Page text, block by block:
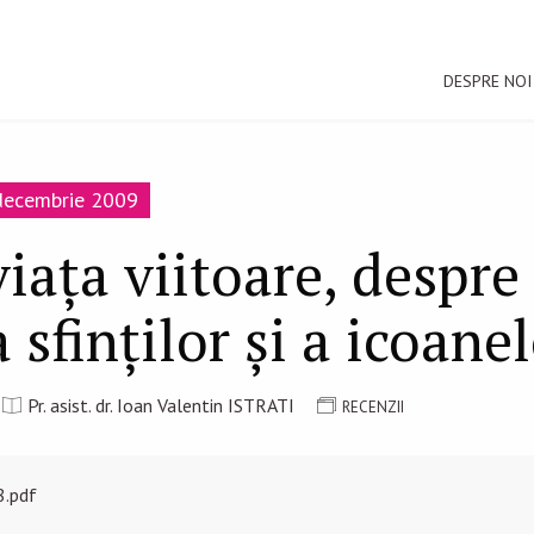
DESPRE NOI
2009
viitoare, despre
sfinților și a
Pr. asist. dr. Ioan Valentin ISTRATI RECENZII